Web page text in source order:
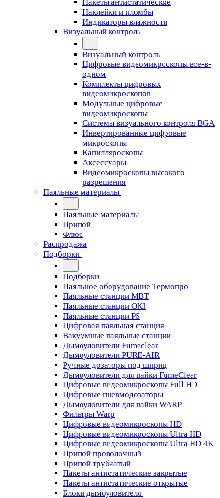
Пакеты антистатические
Наклейки и пломбы
Индикаторы влажности
Визуальный контроль
Визуальный контроль
Цифровые видеомикроскопы все-в-
одном
Комплекты цифровых
видеомикроскопов
Модульные цифровые
видеомикроскопы
Cистемы визуального контроля BGA
Инвертированные цифровые
микроскопы
Капилляроскопы
Аксессуары
Видеомикроскопы высокого
разрешения
Паяльные материалы
Паяльные материалы
Припой
Флюс
Распродажа
Подборки
Подборки
Паяльное оборудование Термопро
Паяльные станции MBT
Паяльные станции OKI
Паяльные станции PS
Цифровая паяльная станция
Вакуумные паяльные станции
Дымоуловители Fumeclear
Дымоуловители PURE-AIR
Ручные дозаторы под шприц
Дымоуловители для пайки FumeClear
Цифровые видеомикроскопы Full HD
Цифровые пневмодозаторы
Дымоуловители для пайки WARP
Фильтры Warp
Цифровые видеомикроскопы HD
Цифровые видеомикроскопы Ultra HD
Цифровые видеомикроскопы Ultra HD 4K
Припой проволочный
Припой трубчатый
Пакеты антистатические закрытые
Пакеты антистатические открытые
Блоки дымоуловителя